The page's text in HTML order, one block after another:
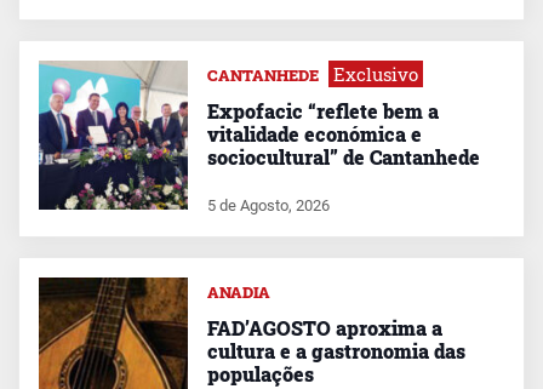
CANTANHEDE Exclusivo
Expofacic “reflete bem a
vitalidade económica e
sociocultural” de Cantanhede
5 de Agosto, 2026
ANADIA
FAD’AGOSTO aproxima a
cultura e a gastronomia das
populações